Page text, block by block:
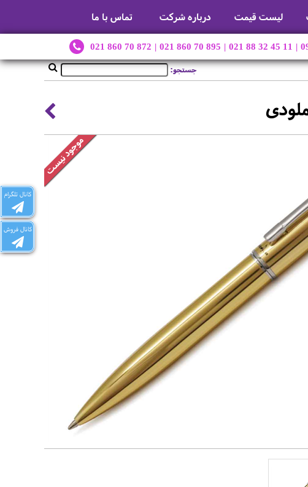
لیست قیمت درباره شرکت تماس با ما
021 860 70 872 | 021 860 70 895 | 021 88 32 45 11 |
کانال تلگرام
کانال فروش
جستجو: